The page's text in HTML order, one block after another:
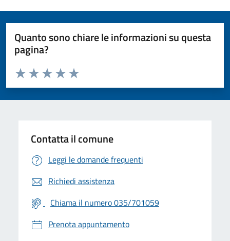
Quanto sono chiare le informazioni su questa
pagina?
Valuta da 1 a 5 stelle la pagina
Valuta 5 stelle su 5
Valuta 4 stelle su 5
Valuta 3 stelle su 5
Valuta 2 stelle su 5
Valuta 1 stelle su 5
Contatta il comune
Leggi le domande frequenti
Richiedi assistenza
Chiama il numero 035/701059
Prenota appuntamento